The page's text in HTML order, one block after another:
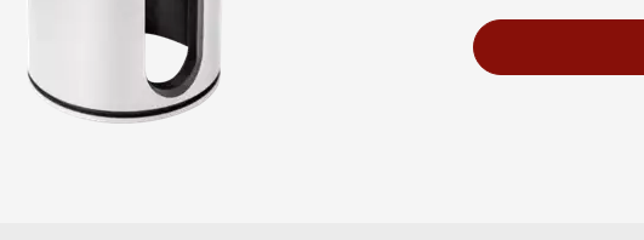
02331 - BUCHA